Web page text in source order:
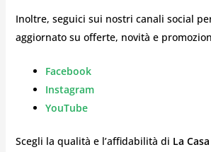
Inoltre, seguici sui nostri canali social
aggiornato su offerte, novità e
Facebook
Instagram
YouTube
Scegli la qualità e l’affidabilità di La